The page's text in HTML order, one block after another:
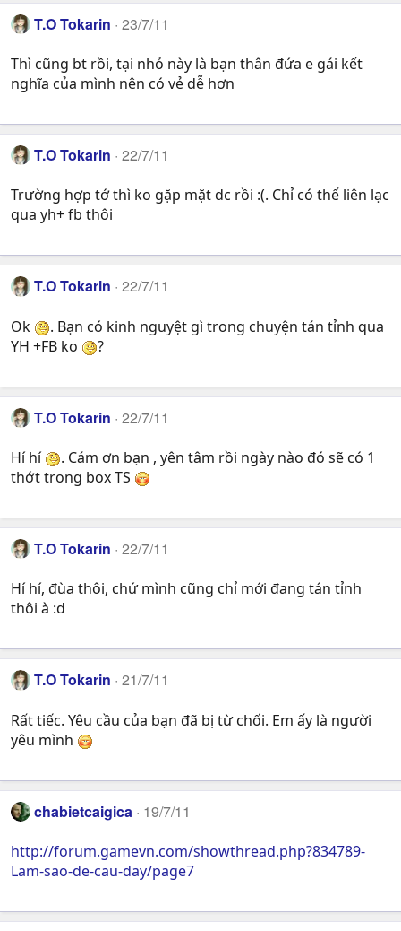
T.O Tokarin 23/7/11
Thì cũng bt rồi, tại nhỏ này là bạn thân đứa e gái kết
nghĩa của mình nên có vẻ dễ hơn
T.O Tokarin 22/7/11
Trường hợp tớ thì ko gặp mặt dc rồi :(. Chỉ có thể liên lạc
qua yh+ fb thôi
T.O Tokarin 22/7/11
Ok
. Bạn có kinh nguyệt gì trong chuyện tán tỉnh qua
YH +FB ko
?
T.O Tokarin 22/7/11
Hí hí
. Cám ơn bạn , yên tâm rồi ngày nào đó sẽ có 1
thớt trong box TS
T.O Tokarin 22/7/11
Hí hí, đùa thôi, chứ mình cũng chỉ mới đang tán tỉnh
thôi à :d
T.O Tokarin 21/7/11
Rất tiếc. Yêu cầu của bạn đã bị từ chối. Em ấy là người
yêu mình
chabietcaigica 19/7/11
http://forum.gamevn.com/showthread.php?834789-
Lam-sao-de-cau-day/page7